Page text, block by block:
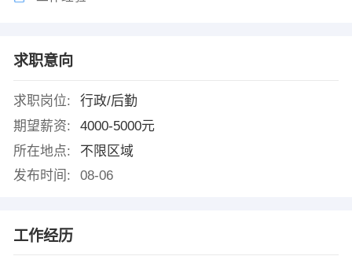
求职意向
求职岗位:
行政/后勤
期望薪资:
4000-5000元
所在地点:
不限区域
发布时间:
08-06
工作经历